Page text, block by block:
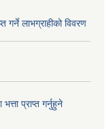
लाभग्राहीको विवरण
प्राप्त गर्नुहुने